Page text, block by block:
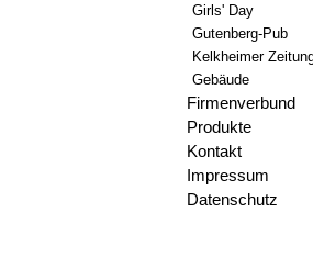
Girls' Day
Gutenberg-Pub
Kelkheimer
Gebäude
Firmenverbund
Produkte
Kontakt
Impressum
Datenschutz